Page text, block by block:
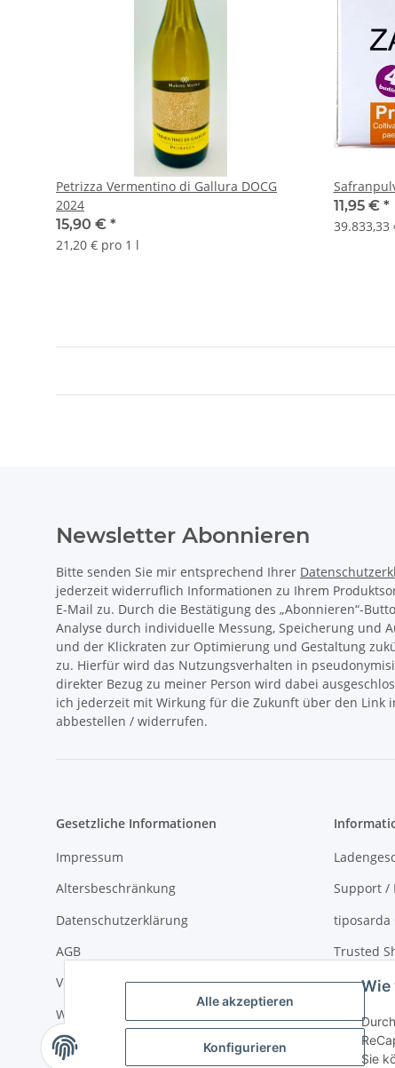
Alle akzeptieren
Konfigurieren
Wie
Sie
Petrizza Vermentino di Gallura DOCG
2024
15,90 € *
21,20 € pro 1 l
11,95 € *
39.833,33
Newsletter Abonnieren
Bitte senden Sie mir entsprechend Ihrer
jederzeit widerruflich Informationen zu Ihrem
E-Mail zu. Durch die Bestätigung des „Abonnieren“-
Analyse durch individuelle Messung, Speicherung und
und der Klickraten zur Optimierung und Gestaltung
zu. Hierfür wird das Nutzungsverhalten in
direkter Bezug zu meiner Person wird dabei
ich jederzeit mit Wirkung für die Zukunft über den Link
abbestellen / widerrufen.
Gesetzliche Informationen
Impressum
Altersbeschränkung
Datenschutzerklärung
AGB
Versand- und Zahlungsbedingungen
Widerrufsrecht
Support /
tiposarda
Trusted
Virtueller
über
Sitemap